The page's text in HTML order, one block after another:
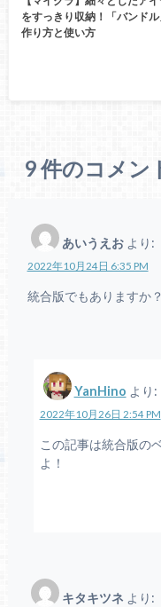
をすっきり収納！「バンド
作り方と使い方
9件のコメン
あいうえお より:
2022年10月24日 6:35 PM
統合版でもありますか？
YanHino より:
2022年10月26日 2:54 PM
この記事は統合版の
よ！
キタキツネ より: